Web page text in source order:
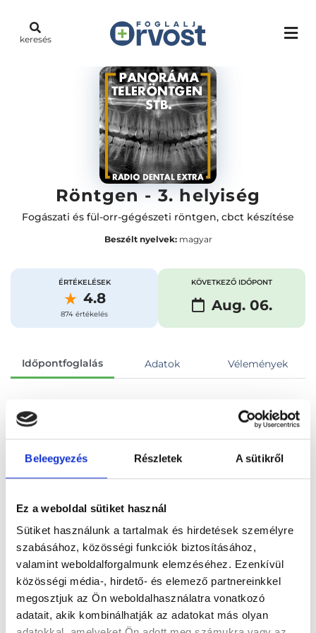
Beleegyezés Részletek A sütikről
Ez a weboldal sütiket használ
Sütiket használunk a tartalmak és hirdetések személyre
szabásához, közösségi funkciók biztosításához,
valamint weboldalforgalmunk elemzéséhez. Ezenkívül
közösségi média-, hirdető- és elemező partnereinkkel
megosztjuk az Ön weboldalhasználatra vonatkozó
adatait, akik kombinálhatják az adatokat más olyan
keresés
Röntgen - 3. helyiség
Fogászati és fül-orr-gégészeti röntgen, cbct készítése
Beszélt nyelvek:magyar
ÉRTÉKELÉSEK
4.8
874 értékelés
KÖVETKEZŐ IDŐPONT
Aug. 06.
Időpontfoglalás Adatok Vélemények
Foglalj időpontot
Összes szakterület Koronafelvétel (film / CD)
Főoldal Orvosok
Fogászati és fül-orr-gégészeti röntgen, cbct készítése
Fogászati és fül-orr-gégészeti röntgen, cbct készítése,